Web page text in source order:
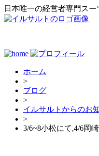
日本唯一の経営者専門スー
ホーム
>
ブログ
>
イルサルトからのお
>
3/6~8小松にて,4/6岡